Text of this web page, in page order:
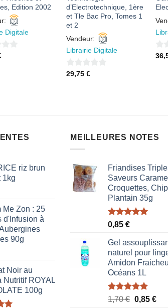
Edition 2002
Digitale
d’Electrotechnique, 1ère
et Tle Bac Pro, Tomes 1
et 2
Vendeur:
Librairie Digitale
0
29,75€
0
riz brun
1kg
Me Zon : 25
d'Infusion à
90g
Noir au
Nutritif ROYAL
100g
MEILLEURES NOTES
Friandises
Saveurs
Croquettes,
Plantain 35g
Note5.00
0,85 €
Gel
naturel pour
Amidon
Océans 1L
Note5.00
1,70€ Le
0,85 €Le